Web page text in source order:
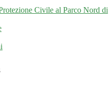
Civile al Parco Nord di